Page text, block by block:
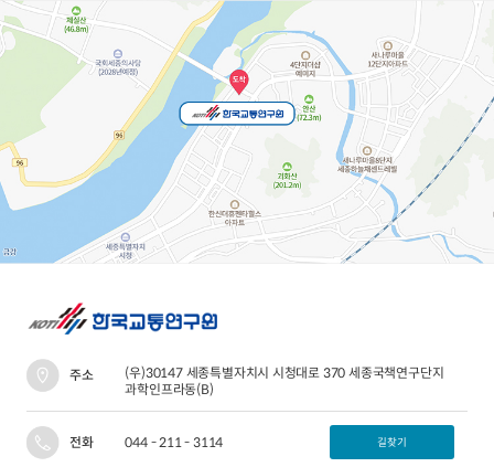
주소
(우)30147 세종특별자치시 시청대로 370 세종국책연구단지
과학인프라동(B)
전화 044 - 211 - 3114 길찾기
일반사업보고서
2024년 국가교통조사 및 분석
요약보고서
전국여객OD 여객통행량
통행발생모형
교통수요예측
2024.12.31
기획도서
2024 생활물류 서비스 보
택배 배달대행
소화물배송대행